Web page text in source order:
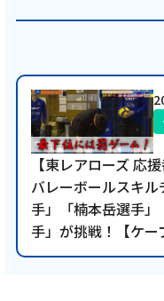
【東レアローズ 応
バレーボールスキ
手」「楠本岳選手
手」が挑戦！【ケー